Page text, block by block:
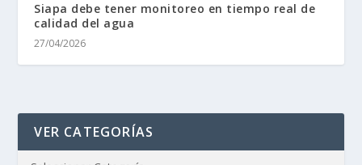
Siapa debe tener monitoreo en tiempo real de
calidad del agua
27/04/2026
VER CATEGORÍAS